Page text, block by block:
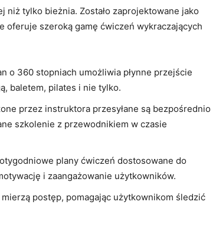
niż tylko bieżnia. Zostało zaprojektowane jako
szeroką gamę ćwiczeń wykraczających
o 360 stopniach umożliwia płynne przejście
baletem, pilates i nie tylko.
przez instruktora przesyłane są bezpośrednio
szkolenie z przewodnikiem w czasie
plany ćwiczeń dostosowane do
i zaangażowanie użytkowników.
postęp, pomagając użytkownikom śledzić